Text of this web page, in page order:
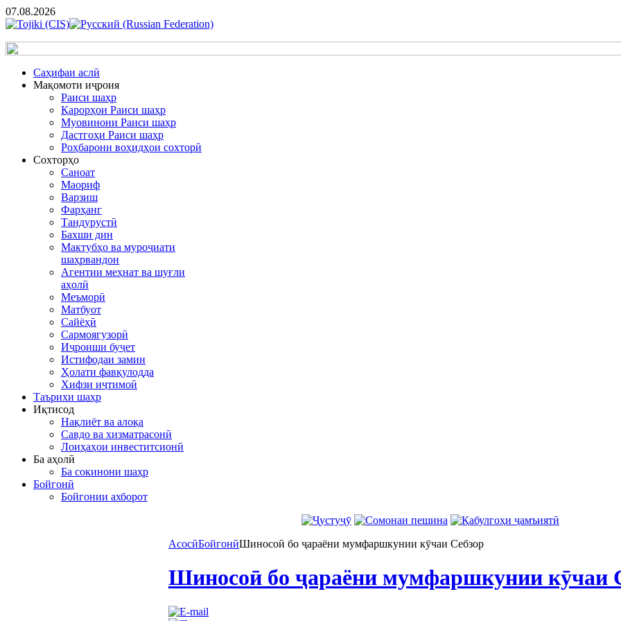
07.08.2026
Cаҳифаи аслӣ
Мақомоти иҷроия
Раиси шаҳр
Қарорҳои Раиси шаҳр
Муовинони Раиси шаҳр
Дастгоҳи Раиси шаҳр
Роҳбарони воҳидҳои сохторӣ
Сохторҳо
Саноат
Маориф
Варзиш
Фарҳанг
Тандурустӣ
Бахши дин
Мактубҳо ва муроҷиати
шаҳрвандон
Агентии меҳнат ва шуғли
аҳолӣ
Меъморӣ
Матбуот
Сайёҳӣ
Сармоягузорӣ
Иҷроиши буҷет
Истифодаи замин
Ҳолати фавқулодда
Хифзи иҷтимоӣ
Таърихи шаҳр
Иқтисод
Нақлиёт ва алоқа
Савдо ва хизматрасонӣ
Лоиҳаҳои инвеститсионӣ
Ба аҳолӣ
Ба сокинони шаҳр
Бойгонӣ
Бойгонии ахборот
АсосӣБойгонӣШиносоӣ бо ҷараёни мумфаршкунии кӯчаи Себзор
Шиносоӣ бо ҷараёни мумфаршкунии кӯчаи